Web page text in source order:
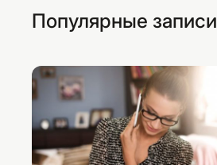
е
н
о
р
о
Популярные записи